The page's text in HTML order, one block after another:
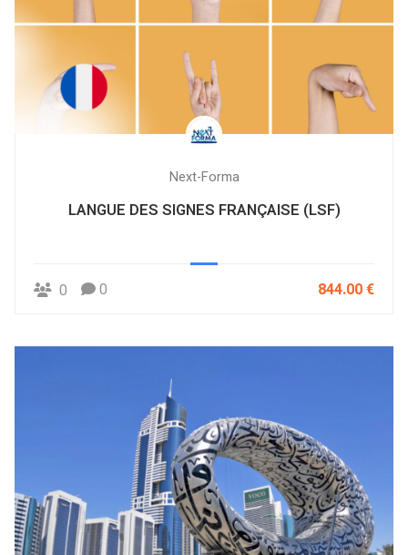
Next-Forma
LANGUE DES SIGNES FRANÇAISE (LSF)
0 0 844.00 €